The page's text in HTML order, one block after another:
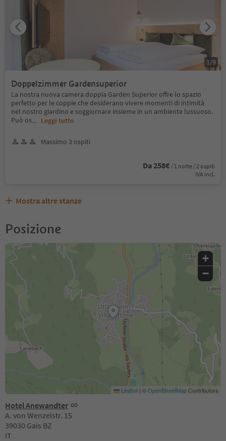
Doppelzimmer Gardensuperior
La nostra nuova camera doppia Garden Superior offre lo spazio
perfetto per le coppie che desiderano vivere momenti di intimità
nel nostro giardino e soggiornare insieme in un ambiente lussuoso.
Può os... Leggi tutto
Massimo 3 ospiti
Da 258€ / 1 notte / 2 ospiti
IVA incl.
1/9
Mostra altre stanze
Posizione
Hotel Anewandter
A. von Wenzelstr. 15
39030 Gais BZ
IT
+
−
Leaflet | ©OpenStreetMapContributors